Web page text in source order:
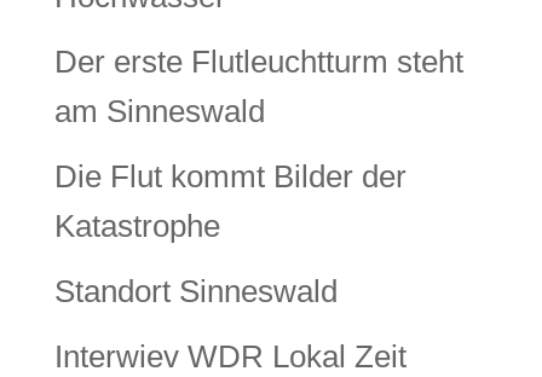
Der erste Flutleuchtturm steht
am Sinneswald
Die Flut kommt Bilder der
Katastrophe
Standort Sinneswald
Interwiev WDR Lokal Zeit